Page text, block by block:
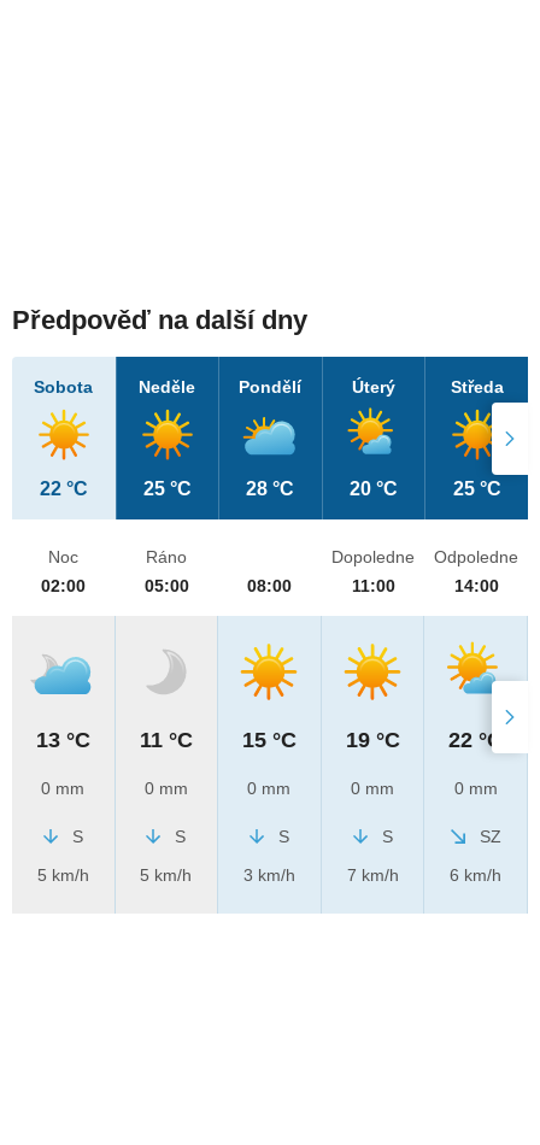
Předpověď na další dny
Sobota
22 °C
Neděle
25 °C
Pondělí
28 °C
Úterý
20 °C
Středa
25 °C
Noc
02:00
13 °C
0 mm
S
5 km/h
Ráno
05:00
11 °C
0 mm
S
5 km/h
08:00
15 °C
0 mm
S
3 km/h
Dopoledne
11:00
19 °C
0 mm
S
7 km/h
Odpoledne
14:00
22 °C
0 mm
SZ
6 km/h